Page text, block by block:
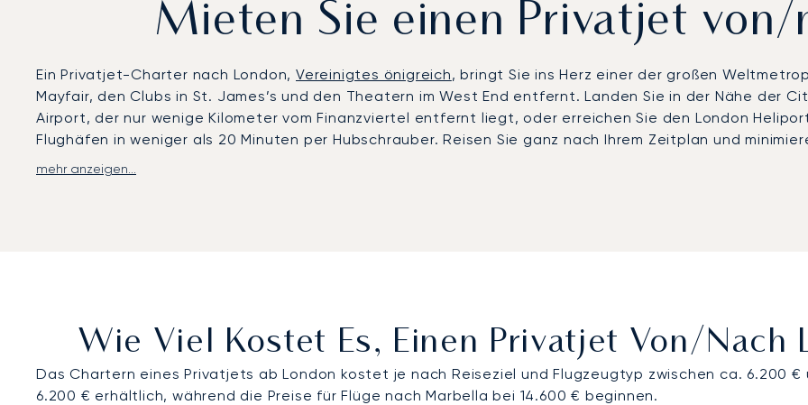
Mieten Sie einen Privatjet von/
Ein Privatjet-Charter nach London, Vereinigtes önigreich, bringt Sie ins Herz einer der großen
Mayfair, den Clubs in St. James’s und den Theatern im West End entfernt. Landen Sie in der Nähe der
Airport, der nur wenige Kilometer vom Finanzviertel entfernt liegt, oder erreichen Sie den London
Flughäfen in weniger als 20 Minuten per Hubschrauber. Reisen Sie ganz nach Ihrem Zeitplan und
LunaJets organisiert Privatflüge zu
Wimbledon und Royal Ascot bis hin zur Chelsea Flower Show, der London Fashion Week und der
mehr anzeigen...
Wie Viel Kostet Es, Einen Privatjet Von/nach
Das Chartern eines Privatjets ab London kostet je nach Reiseziel und Flugzeugtyp zwischen ca. 6.200 €
6.200 € erhältlich, während die Preise für Flüge nach Marbella bei 14.600 € beginnen.